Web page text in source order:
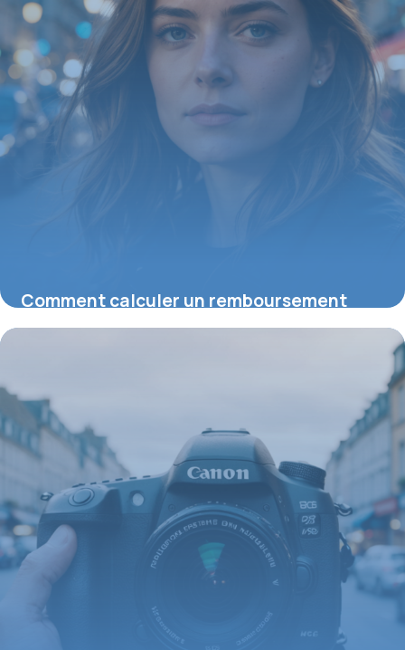
Comment calculer un remboursement
mutuelle : astuces pour optimiser vos